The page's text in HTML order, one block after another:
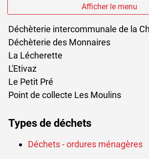
Afficher le menu
Déchèterie intercommunale de la
Déchèterie des Monnaires
La Lécherette
L'Etivaz
Le Petit Pré
Point de collecte Les Moulins
Types de déchets
Déchets - ordures ménagères